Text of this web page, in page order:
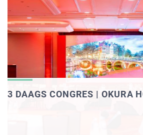
3 DAAGS CONGRES | OKURA